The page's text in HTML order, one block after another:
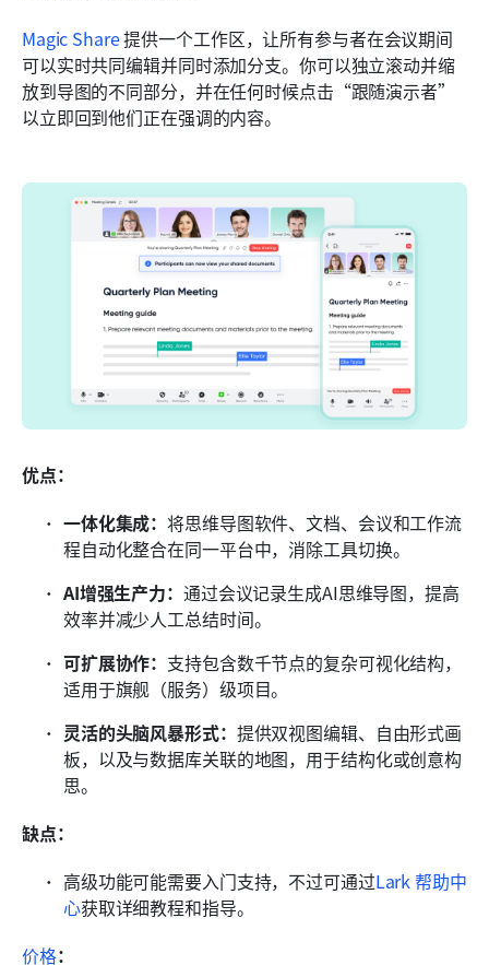
Magic Share 提供一个工作区，让所有参与者在会议期间
可以实时共同编辑并同时添加分支。你可以独立滚动并缩
放到导图的不同部分，并在任何时候点击“跟随演示者”
以立即回到他们正在强调的内容。
优点：
一体化集成：将思维导图软件、文档、会议和工作流
程自动化整合在同一平台中，消除工具切换。
AI增强生产力： 通过会议记录生成AI思维导图，提高
效率并减少人工总结时间。
可扩展协作： 支持包含数千节点的复杂可视化结构，
适用于旗舰（服务）级项目。
灵活的头脑风暴形式： 提供双视图编辑、自由形式画
板，以及与数据库关联的地图，用于结构化或创意构
思。
缺点：
高级功能可能需要入门支持，不过可通过Lark 帮助中
心获取详细教程和指导。
价格：